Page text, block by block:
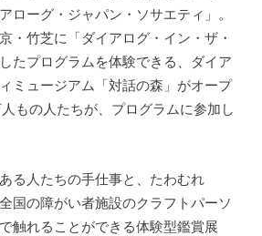
ローグ・ジャパン・ソサエティ」。
・竹芝に「ダイアログ・イン・ザ・
たプログラムを体験できる、ダイア
ミュージアム「対話の森」がオープ
もの人たちが、プログラムに参加し
る人たちの手仕事と、たわむれ
国の障がい者施設のクラフトパーソ
触れることができる体験型鑑賞展